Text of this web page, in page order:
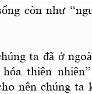
còn như
ta đã ở
thiên
nên chúng ta